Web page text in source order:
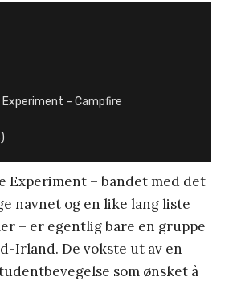
– Campfire
Experiment – bandet med det
navnet og en like lang liste
– er egentlig bare en gruppe
Irland. De vokste ut av en
som ønsket å